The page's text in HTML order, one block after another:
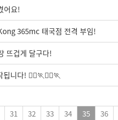
어요!
365mc 태국점 전격 부임!
뜨겁게 달구다!
니다! 🏃‍♂️🏃🏃‍♂️🏃
31 32 33 34 35 36